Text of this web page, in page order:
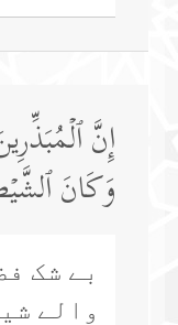
إِنَّ
وَكَانَ
بے شک
والے